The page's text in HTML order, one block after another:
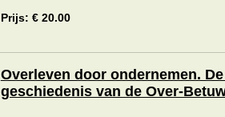
Prijs: € 20.00
Overleven door ondernemen.
geschiedenis van de Over-